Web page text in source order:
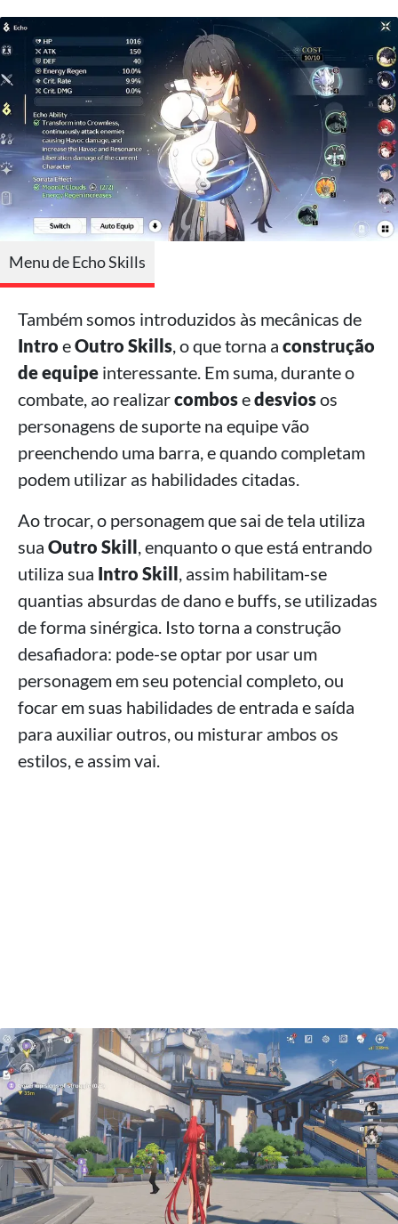
Menu de Echo Skills
Também somos introduzidos às mecânicas de
Intro eOutro Skills, o que torna a construção
de equipe interessante. Em suma, durante o
combate, ao realizarcombosedesviosos
personagens de suporte na equipe vão
preenchendo uma barra, e quando completam
podem utilizar as habilidades citadas.
Ao trocar, o personagem que sai de tela utiliza
sua Outro Skill, enquanto o que está entrando
utiliza sua Intro Skill, assim habilitam-se
quantias absurdas de dano e buffs, se utilizadas
de forma sinérgica. Isto torna a construção
desafiadora: pode-se optar por usar um
personagem em seu potencial completo, ou
focar em suas habilidades de entrada e saída
para auxiliar outros, ou misturar ambos os
estilos, e assim vai.